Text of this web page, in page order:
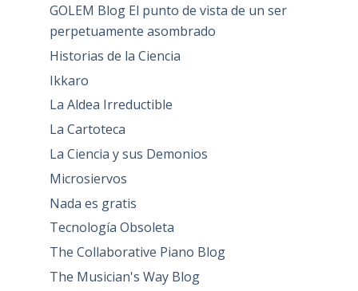
GOLEM Blog El punto de vista de un ser
perpetuamente asombrado
Historias de la Ciencia
Ikkaro
La Aldea Irreductible
La Cartoteca
La Ciencia y sus Demonios
Microsiervos
Nada es gratis
Tecnología Obsoleta
The Collaborative Piano Blog
The Musician's Way Blog